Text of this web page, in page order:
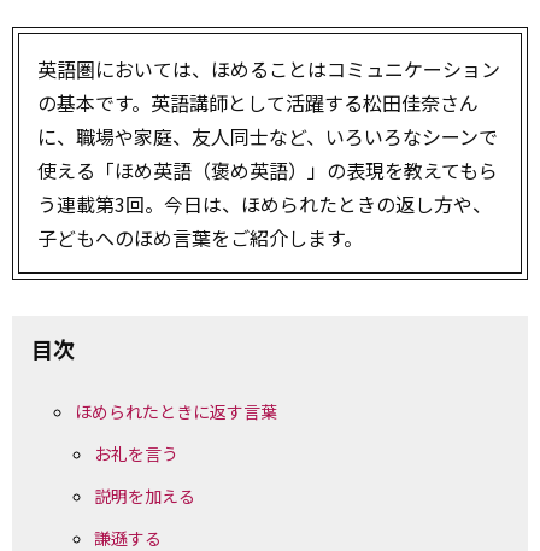
英語圏においては、ほめることはコミュニケーション
の基本です。英語講師として活躍する松田佳奈さん
に、職場や家庭、友人同士など、いろいろなシーンで
使える「ほめ英語（褒め英語）」の表現を教えてもら
う連載第3回。今日は、ほめられたときの返し方や、
子どもへのほめ言葉をご紹介します。
目次
ほめられたときに返す言葉
お礼を言う
説明を加える
謙遜する